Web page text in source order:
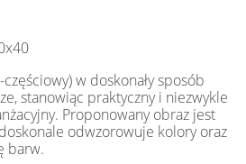
w doskonały sposób
stanowiąc praktyczny i niezwykle
Proponowany obraz jest
odwzorowuje kolory oraz
barw.